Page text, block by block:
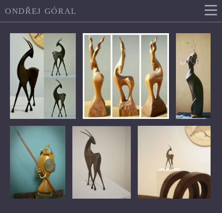
ONDŘEJ GÓRAL